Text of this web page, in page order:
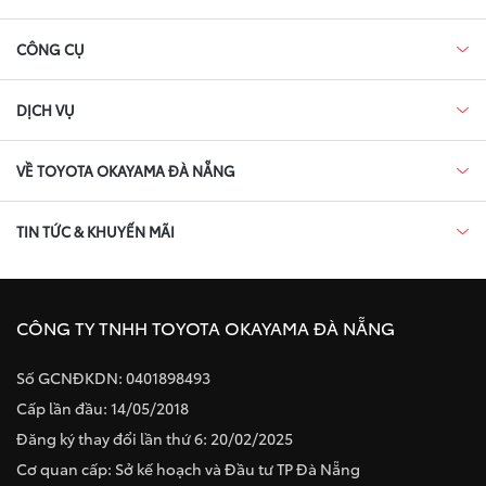
CÔNG CỤ
DỊCH VỤ
VỀ TOYOTA OKAYAMA ĐÀ NẴNG
TIN TỨC & KHUYẾN MÃI
CÔNG TY TNHH TOYOTA OKAYAMA ĐÀ NẴNG
Số GCNĐKDN: 0401898493
Cấp lần đầu: 14/05/2018
Đăng ký thay đổi lần thứ 6: 20/02/2025
Cơ quan cấp: Sở kế hoạch và Đầu tư TP Đà Nẵng